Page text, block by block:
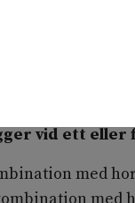
med
samt
vid ett eller
med